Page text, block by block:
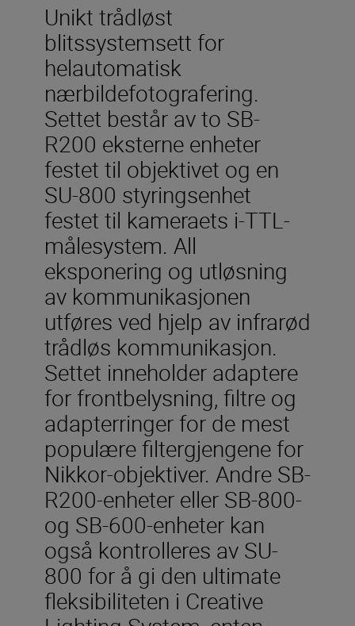
Unikt trådløst
blitssystemsett for
helautomatisk
nærbildefotografering.
Settet består av to SB-
R200 eksterne enheter
festet til objektivet og en
SU-800 styringsenhet
festet til kameraets i-TTL-
målesystem. All
eksponering og utløsning
av kommunikasjonen
utføres ved hjelp av infrarød
trådløs kommunikasjon.
Settet inneholder adaptere
for frontbelysning, filtre og
adapterringer for de mest
populære filtergjengene for
Nikkor-objektiver. Andre SB-
R200-enheter eller SB-800-
og SB-600-enheter kan
også kontrolleres av SU-
800 for å gi den ultimate
fleksibiliteten i Creative